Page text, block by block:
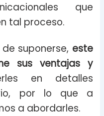
que
tal proceso.
suponerse, este
sus ventajas y
en detalles
por lo que a
a abordarles.